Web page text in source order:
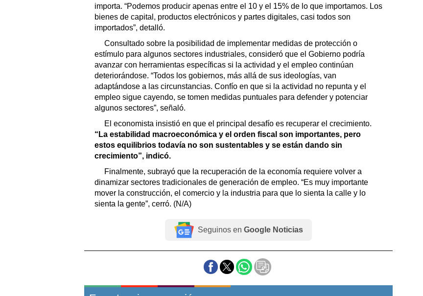
importa. “Podemos producir apenas entre el 10 y el 15% de lo que importamos. Los
bienes de capital, productos electrónicos y partes digitales, casi todos son
importados”, detalló.
Consultado sobre la posibilidad de implementar medidas de protección o
estímulo para algunos sectores industriales, consideró que el Gobierno podría
avanzar con herramientas específicas si la actividad y el empleo continúan
deteriorándose. “Todos los gobiernos, más allá de sus ideologías, van
adaptándose a las circunstancias. Confío en que si la actividad no repunta y el
empleo sigue cayendo, se tomen medidas puntuales para defender y potenciar
algunos sectores”, señaló.
El economista insistió en que el principal desafío es recuperar el crecimiento.
“La estabilidad macroeconómica y el orden fiscal son importantes, pero
estos equilibrios todavía no son sustentables y se están dando sin
crecimiento”, indicó.
Finalmente, subrayó que la recuperación de la economía requiere volver a
dinamizar sectores tradicionales de generación de empleo. “Es muy importante
mover la construcción, el comercio y la industria para que lo sienta la calle y lo
sienta la gente”, cerró. (N/A)
Seguinos en Google Noticias